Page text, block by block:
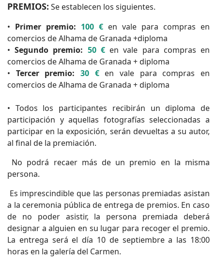
PREMIOS: Se establecen los siguientes.
• Primer premio: 100 € en vale para compras en
comercios de Alhama de Granada +diploma
•Segundo premio: 50 € en vale para compras en
comercios de Alhama de Granada + diploma
• Tercer premio:30 € en vale para compras en
comercios de Alhama de Granada + diploma
• Todos los participantes recibirán un diploma de
participación y aquellas fotografías seleccionadas a
participar en la exposición, serán devueltas a su autor,
al final de la premiación.
No podrá recaer más de un premio en la misma
persona.
Es imprescindible que las personas premiadas asistan
a la ceremonia pública de entrega de premios. En caso
de no poder asistir, la persona premiada deberá
designar a alguien en su lugar para recoger el premio.
La entrega será el día 10 de septiembre a las 18:00
horas en la galería del Carmen.